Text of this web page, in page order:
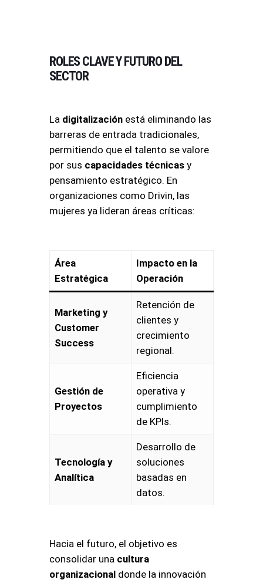
ROLES CLAVE Y FUTURO DEL
SECTOR
La digitalización está eliminando las
barreras de entrada tradicionales,
permitiendo que el talento se valore
por sus capacidades técnicas y
pensamiento estratégico. En
organizaciones como Drivin, las
mujeres ya lideran áreas críticas:
Área
Estratégica
Impacto en la
Operación
Marketing y
Customer
Success
Retención de
clientes y
crecimiento
regional.
Gestión de
Proyectos
Eficiencia
operativa y
cumplimiento
de KPIs.
Tecnología y
Analítica
Desarrollo de
soluciones
basadas en
datos.
Hacia el futuro, el objetivo es
consolidar una cultura
organizacional donde la innovación